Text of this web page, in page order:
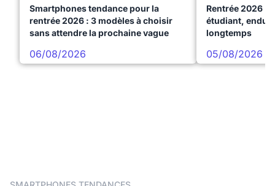
Smartphones tendance pour la
rentrée 2026 : 3 modèles à choisir
sans attendre la prochaine vague
06/08/2026
Rentrée 2026 :
étudiant,
longtemps
05/08/2026